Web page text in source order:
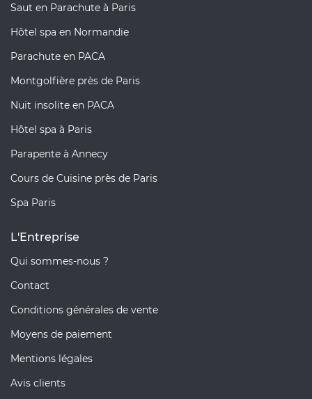
Saut en Parachute à Paris
Hôtel spa en Normandie
Parachute en PACA
Montgolfière près de Paris
Nuit insolite en PACA
Hôtel spa à Paris
Parapente à Annecy
Cours de Cuisine près de Paris
Spa Paris
L'Entreprise
Qui sommes-nous ?
Contact
Conditions générales de vente
Moyens de paiement
Mentions légales
Avis clients